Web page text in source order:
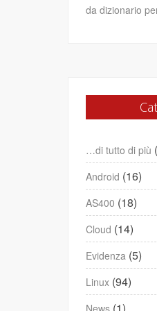
da dizionario
…di tutto di più
Android (16)
AS400 (18)
Cloud (14)
Evidenza (5)
Linux (94)